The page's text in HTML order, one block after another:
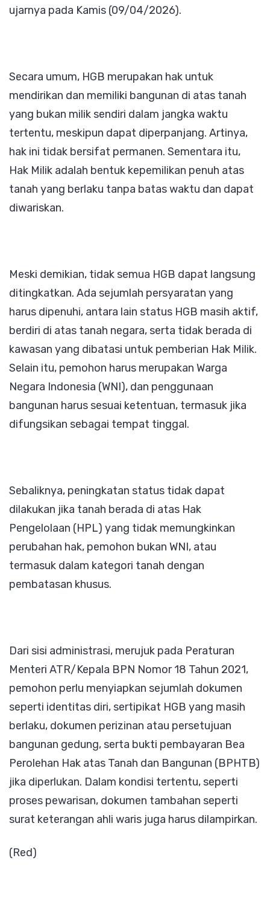
ujarnya pada Kamis (09/04/2026).
Secara umum, HGB merupakan hak untuk
mendirikan dan memiliki bangunan di atas tanah
yang bukan milik sendiri dalam jangka waktu
tertentu, meskipun dapat diperpanjang. Artinya,
hak ini tidak bersifat permanen. Sementara itu,
Hak Milik adalah bentuk kepemilikan penuh atas
tanah yang berlaku tanpa batas waktu dan dapat
diwariskan.
Meski demikian, tidak semua HGB dapat langsung
ditingkatkan. Ada sejumlah persyaratan yang
harus dipenuhi, antara lain status HGB masih aktif,
berdiri di atas tanah negara, serta tidak berada di
kawasan yang dibatasi untuk pemberian Hak Milik.
Selain itu, pemohon harus merupakan Warga
Negara Indonesia (WNI), dan penggunaan
bangunan harus sesuai ketentuan, termasuk jika
difungsikan sebagai tempat tinggal.
Sebaliknya, peningkatan status tidak dapat
dilakukan jika tanah berada di atas Hak
Pengelolaan (HPL) yang tidak memungkinkan
perubahan hak, pemohon bukan WNI, atau
termasuk dalam kategori tanah dengan
pembatasan khusus.
Dari sisi administrasi, merujuk pada Peraturan
Menteri ATR/Kepala BPN Nomor 18 Tahun 2021,
pemohon perlu menyiapkan sejumlah dokumen
seperti identitas diri, sertipikat HGB yang masih
berlaku, dokumen perizinan atau persetujuan
bangunan gedung, serta bukti pembayaran Bea
Perolehan Hak atas Tanah dan Bangunan (BPHTB)
jika diperlukan. Dalam kondisi tertentu, seperti
proses pewarisan, dokumen tambahan seperti
surat keterangan ahli waris juga harus dilampirkan.
(Red)